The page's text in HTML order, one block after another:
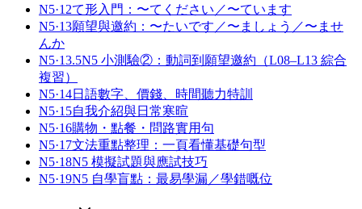
N5·12て形入門：〜てください／〜ています
N5·13願望與邀約：〜たいです／〜ましょう／〜ませ
んか
N5·13.5N5 小測驗②：動詞到願望邀約（L08–L13 綜合
複習）
N5·14日語數字、價錢、時間聽力特訓
N5·15自我介紹與日常寒暄
N5·16購物・點餐・問路實用句
N5·17文法重點整理：一頁看懂基礎句型
N5·18N5 模擬試題與應試技巧
N5·19N5 自學盲點：最易學漏／學錯嘅位